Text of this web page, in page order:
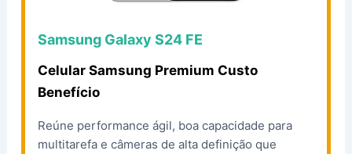
Samsung Galaxy S24 FE
Celular Samsung Premium Custo
Benefício
Reúne performance ágil, boa capacidade para
multitarefa e câmeras de alta definição que